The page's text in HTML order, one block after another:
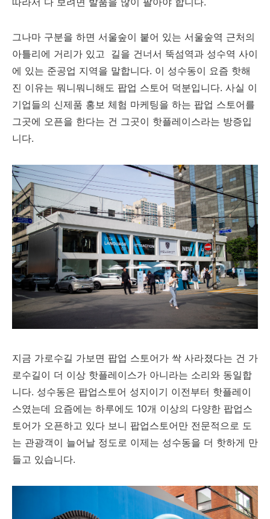
그나마 구분을 하면 서울숲이 붙어 있는 서울숲역 근처의
아틀리에 거리가 있고 길을 건너서 뚝섬역과 성수역 사이
에 있는 준공업 지역을 말합니다. 이 성수동이 요즘 핫해
진 이유는 뭐니뭐니해도 팝업 스토어 덕분입니다. 사실 이
기업들의 신제품 홍보 체험 마케팅을 하는 팝업 스토어를
그곳에 오픈을 한다는 건 그곳이 핫플레이스라는 방증입
니다.
지금 가로수길 가보면 팝업 스토어가 싹 사라졌다는 건 가
로수길이 더 이상 핫플레이스가 아니라는 소리와 동일합
니다. 성수동은 팝업스토어 성지이기 이전부터 핫플레이
스였는데 요즘에는 하루에도 10개 이상의 다양한 팝업스
토어가 오픈하고 있다 보니 팝업스토어만 전문적으로 도
는 관광객이 늘어날 정도로 이제는 성수동을 더 핫하게 만
들고 있습니다.